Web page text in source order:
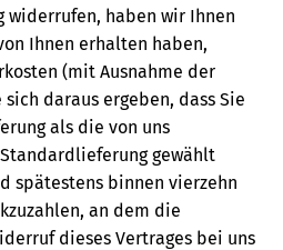
widerrufen, haben wir Ihnen
Ihnen erhalten haben,
(mit Ausnahme der
daraus ergeben, dass Sie
als die von uns
gewählt
spätestens binnen vierzehn
an dem die
dieses Vertrages bei uns